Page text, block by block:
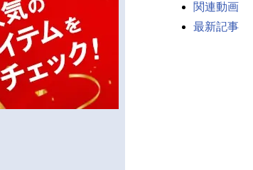
関連動画
最新記事